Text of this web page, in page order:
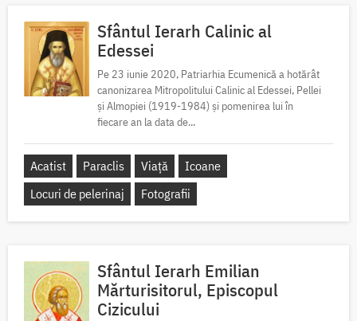
Sfântul Ierarh Calinic al
Edessei
Pe 23 iunie 2020, Patriarhia Ecumenică a hotărât
canonizarea Mitropolitului Calinic al Edessei, Pellei
și Almopiei (1919-1984) și pomenirea lui în
fiecare an la data de...
Acatist Paraclis Viață
Icoane
Locuri de pelerinaj
Fotografii
Sfântul Ierarh Emilian
Mărturisitorul, Episcopul
Cizicului